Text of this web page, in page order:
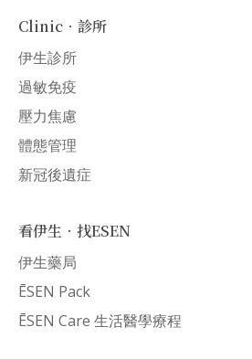
Clinic．診所
伊生診所
過敏免疫
壓力焦慮
體態管理
新冠後遺症
看伊生．找ESEN
伊生藥局
ĒSEN Pack
ĒSEN Care 生活醫學療程